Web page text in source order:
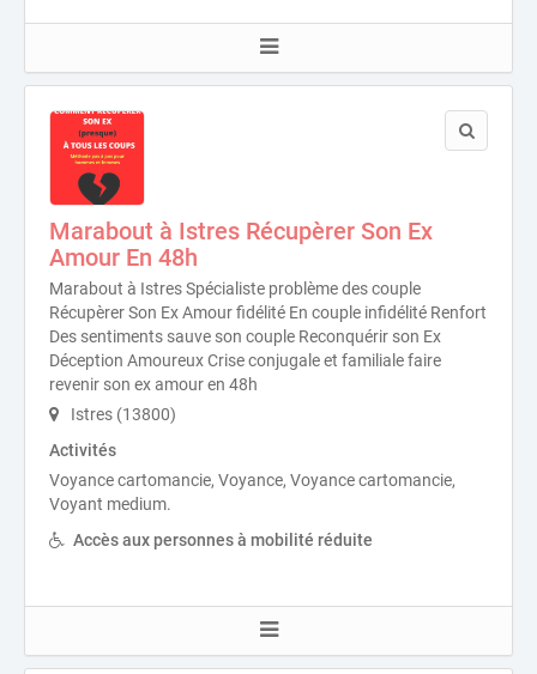
Marabout à Istres Récupèrer Son Ex
Amour En 48h
Marabout à Istres Spécialiste problème des couple
Récupèrer Son Ex Amour fidélité En couple infidélité Renfort
Des sentiments sauve son couple Reconquérir son Ex
Déception Amoureux Crise conjugale et familiale faire
revenir son ex amour en 48h
Istres (13800)
Activités
Voyance cartomancie, Voyance, Voyance cartomancie,
Voyant medium.
Accès aux personnes à mobilité réduite